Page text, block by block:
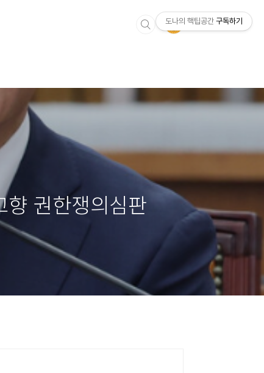
권한쟁의심판
도나의 핵팁공간 구독하기